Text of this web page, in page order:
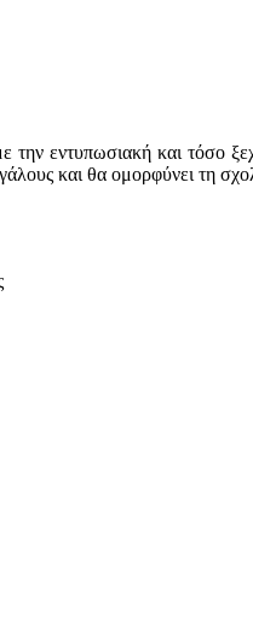
την εντυπωσιακή και τόσο
και θα ομορφύνει τη